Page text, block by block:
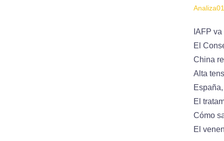
IAFP
El
China
Alta
El
Cómo
El